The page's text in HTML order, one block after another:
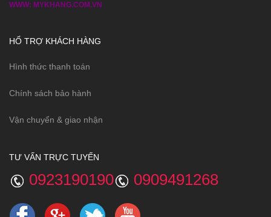
WWW: MYKHANG.COM.VN
HỔ TRỢ KHÁCH HÀNG
Hình thức thanh toán
Chính sách bảo hành
Vận chuyển & giao nhận
TƯ VẤN TRỰC TUYẾN
0923190190 0909491268